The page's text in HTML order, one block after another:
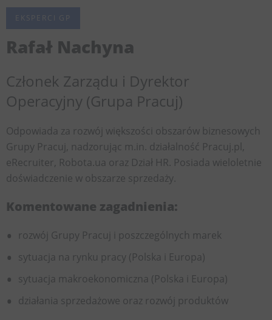
EKSPERCI GP
Rafał Nachyna
Członek Zarządu i Dyrektor
Operacyjny (Grupa Pracuj)
Odpowiada za rozwój większości obszarów biznesowych
Grupy Pracuj, nadzorując m.in. działalność Pracuj.pl,
eRecruiter, Robota.ua oraz Dział HR. Posiada wieloletnie
doświadczenie w obszarze sprzedaży.
Komentowane zagadnienia:
rozwój Grupy Pracuj i poszczególnych marek
sytuacja na rynku pracy (Polska i Europa)
sytuacja makroekonomiczna (Polska i Europa)
działania sprzedażowe oraz rozwój produktów